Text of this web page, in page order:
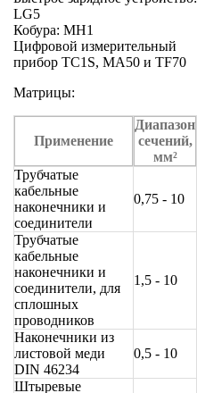
LG5
Кобура: MH1
Цифровой измерительный
прибор TC1S, MA50 и TF70
Матрицы:
Применение
Диапазон
сечений,
мм²
Трубчатые
кабельные
наконечники и
соединители
0,75 - 10
Трубчатые
кабельные
наконечники и
соединители, для
сплошных
проводников
1,5 - 10
Наконечники из
листовой меди
DIN 46234
0,5 - 10
Штыревые